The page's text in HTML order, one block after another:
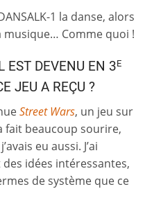
1 la danse, alors
musique… Comme quoi !
EST DEVENU EN 3E
JEU A REÇU ?
Street Wars, un jeu sur
fait beaucoup sourire,
eu aussi. J’ai
idées intéressantes,
de système que ce